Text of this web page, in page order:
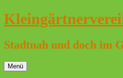
Zum
Inhalt
Stadtnah und doch im
Menü